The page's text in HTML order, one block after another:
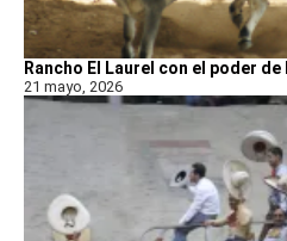
Rancho El Laurel con el poder de
21 mayo, 2026